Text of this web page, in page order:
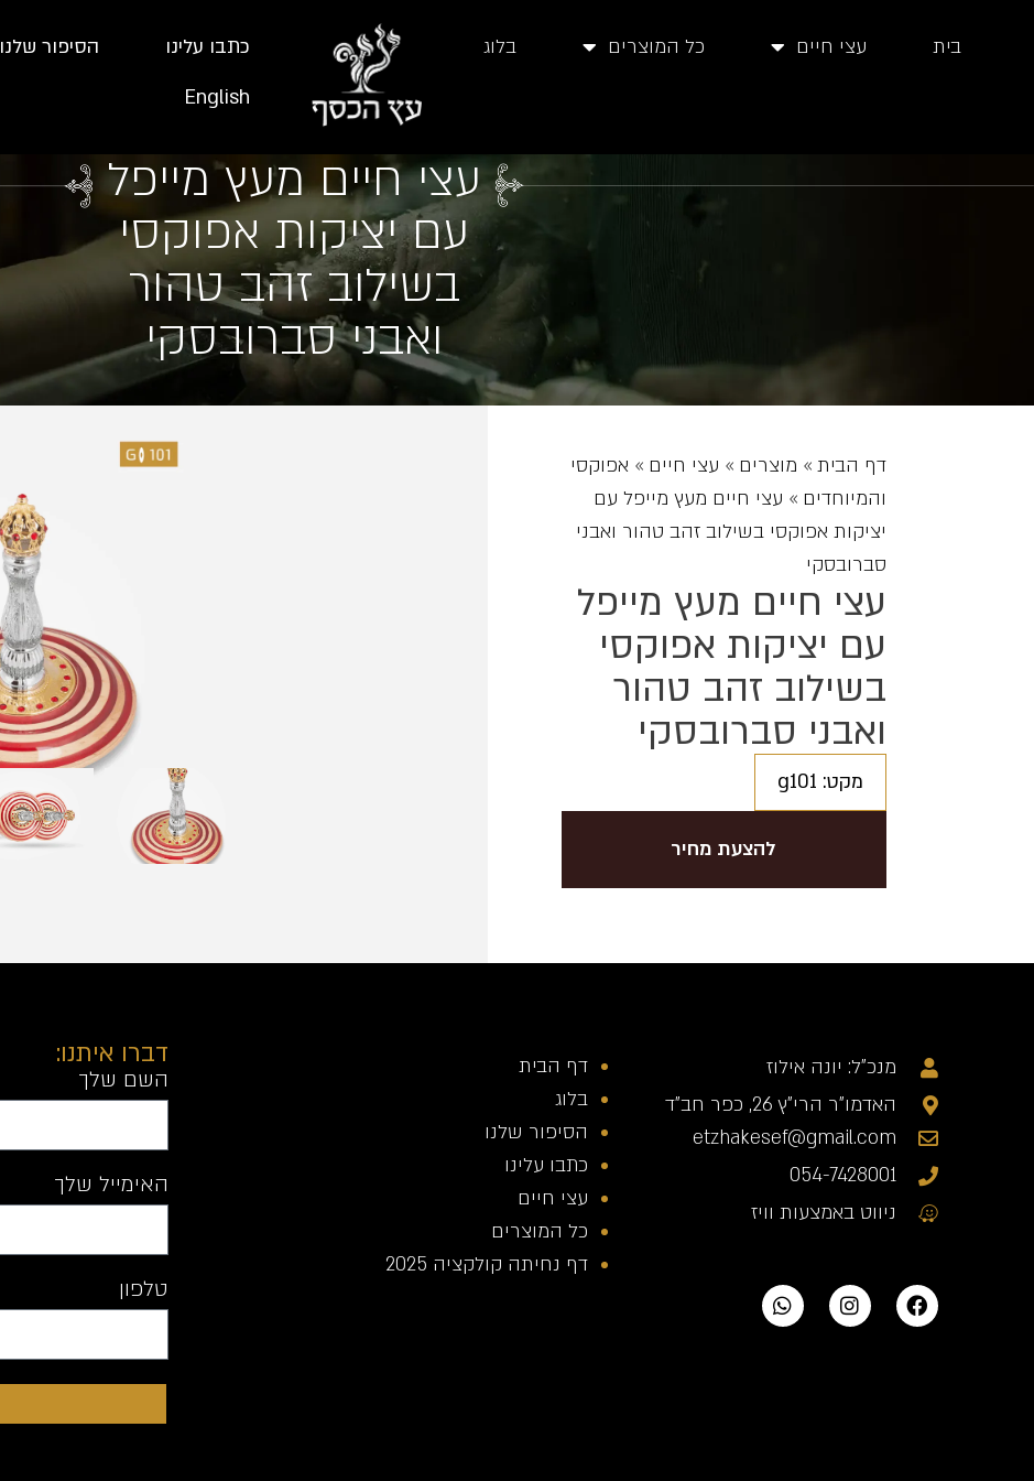
בית עצי חיים כל המוצרים בלוג כתבו עלינו הסיפור שלנו
English
עצי חיים מעץ מייפל
עם יציקות אפוקסי
בשילוב זהב טהור
ואבני סברובסקי
דף הבית » מוצרים » עצי חיים » אפוקסי
והמיוחדים » עצי חיים מעץ מייפל עם
יציקות אפוקסי בשילוב זהב טהור ואבני
סברובסקי
עצי חיים מעץ מייפל
עם יציקות אפוקסי
בשילוב זהב טהור
ואבני סברובסקי
מקט: g101
להצעת מחיר
מנכ"ל: יונה אילוז
האדמו"ר הרי"ץ 26, כפר חב"ד
etzhakesef@gmail.com
054-7428001
ניווט באמצעות וויז
דף הבית
בלוג
הסיפור שלנו
כתבו עלינו
עצי חיים
כל המוצרים
דף נחיתה קולקציה 2025
דברו איתנו:
השם שלך
האימייל שלך
טלפון